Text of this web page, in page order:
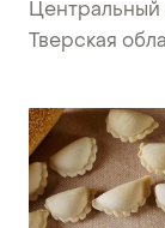
Тверская